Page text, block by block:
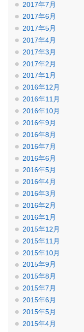
2017年7月
2017年6月
2017年5月
2017年4月
2017年3月
2017年2月
2017年1月
2016年12月
2016年11月
2016年10月
2016年9月
2016年8月
2016年7月
2016年6月
2016年5月
2016年4月
2016年3月
2016年2月
2016年1月
2015年12月
2015年11月
2015年10月
2015年9月
2015年8月
2015年7月
2015年6月
2015年5月
2015年4月